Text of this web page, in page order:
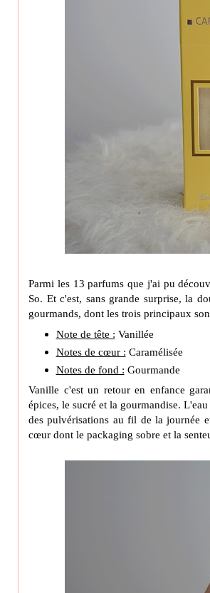
Parmi les 13 parfums que j'ai pu
So. Et c'est, sans grande surprise, la
gourmands, dont les trois principaux
Note de tête : Vanillée
Notes de cœur : Caramélisée
Notes de fond : Gourmande
Vanille c'est un retour en enfance
épices, le sucré et la gourmandise.
des pulvérisations au fil de la journée
cœur dont le packaging sobre et la